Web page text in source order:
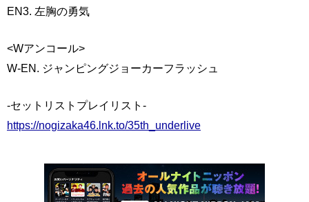
EN3. 左胸の勇気
<Wアンコール>
W-EN. ジャンピングジョーカーフラッシュ
-セットリストプレイリスト-
https://nogizaka46.lnk.to/35th_underlive